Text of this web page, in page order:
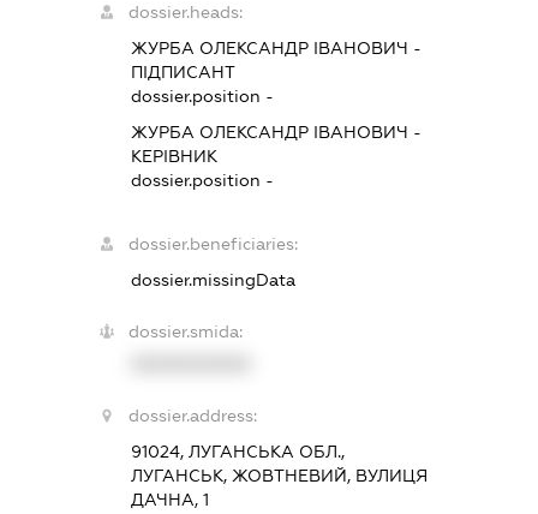
dossier.heads:
ЖУРБА ОЛЕКСАНДР ІВАНОВИЧ -
ПІДПИСАНТ
dossier.position -
ЖУРБА ОЛЕКСАНДР ІВАНОВИЧ -
КЕРІВНИК
dossier.position -
dossier.beneficiaries:
dossier.missingData
dossier.smida:
dossier.address:
91024, ЛУГАНСЬКА ОБЛ.,
ЛУГАНСЬК, ЖОВТНЕВИЙ, ВУЛИЦЯ
ДАЧНА, 1